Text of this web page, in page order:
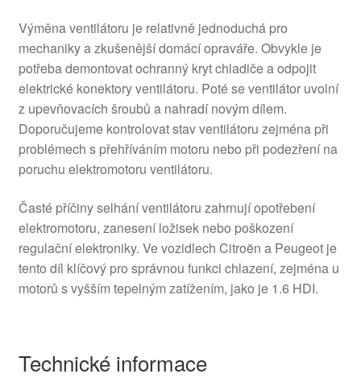
Výměna ventilátoru je relativně jednoduchá pro
mechaniky a zkušenější domácí opraváře. Obvykle je
potřeba demontovat ochranný kryt chladiče a odpojit
elektrické konektory ventilátoru. Poté se ventilátor uvolní
z upevňovacích šroubů a nahradí novým dílem.
Doporučujeme kontrolovat stav ventilátoru zejména při
problémech s přehříváním motoru nebo při podezření na
poruchu elektromotoru ventilátoru.
Časté příčiny selhání ventilátoru zahrnují opotřebení
elektromotoru, zanesení ložisek nebo poškození
regulační elektroniky. Ve vozidlech Citroën a Peugeot je
tento díl klíčový pro správnou funkci chlazení, zejména u
motorů s vyšším tepelným zatížením, jako je 1.6 HDI.
Technické informace